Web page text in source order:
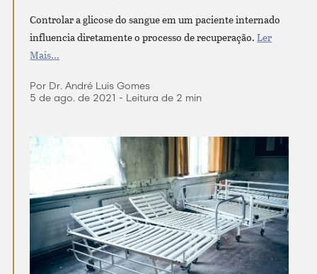
Controlar a glicose do sangue em um paciente internado
influencia diretamente o processo de recuperação.Ler
Mais...
Por Dr. André Luis Gomes
5 de ago. de 2021 - Leitura de 2 min